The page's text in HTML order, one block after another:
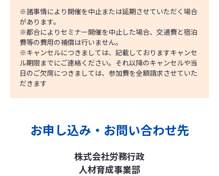
※諸事情により開催を中止または延期させていただく場合
があります。
※都合によりセミナー開催を中止した場合、交通費と宿泊
費等の費用の補償は行いません。
※キャンセルにつきましては、記載しておりますキャンセ
ル期限までにご連絡ください。それ以降のキャンセルや当
日のご欠席につきましては、参加費を全額請求させていた
だきます
お申し込み・お問い合わせ先
株式会社労務行政
人材育成事業部